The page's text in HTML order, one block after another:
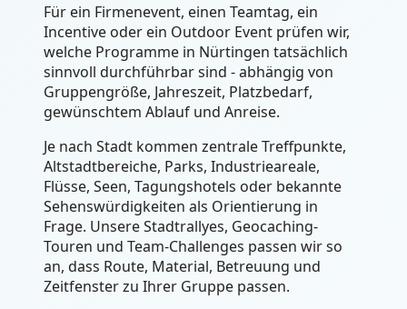
Für ein Firmenevent, einen Teamtag, ein
Incentive oder ein Outdoor Event prüfen wir,
welche Programme in Nürtingen tatsächlich
sinnvoll durchführbar sind - abhängig von
Gruppengröße, Jahreszeit, Platzbedarf,
gewünschtem Ablauf und Anreise.
Je nach Stadt kommen zentrale Treffpunkte,
Altstadtbereiche, Parks, Industrieareale,
Flüsse, Seen, Tagungshotels oder bekannte
Sehenswürdigkeiten als Orientierung in
Frage. Unsere Stadtrallyes, Geocaching-
Touren und Team-Challenges passen wir so
an, dass Route, Material, Betreuung und
Zeitfenster zu Ihrer Gruppe passen.